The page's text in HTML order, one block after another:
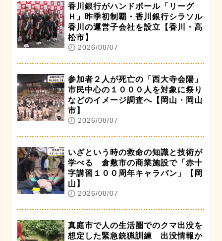
香川銀行がハンドボール「リーグ
Ｈ」昨季初制覇・香川銀行シラソル
香川の運営子会社を設立【香川・高
松市】
2026/08/07
参加者２人が死亡の「西大寺会陽」
市民中心の１０００人を対象に祭り
などのイメージ調査へ【岡山・岡山
市】
2026/08/07
いざという時の救命の知識と技術が
学べる 倉敷市の商業施設で「赤十
字講習１００周年キャラバン」【岡
山】
2026/08/07
真庭市で人の生活圏でのクマ出没を
想定した緊急銃猟訓練 出没情報か